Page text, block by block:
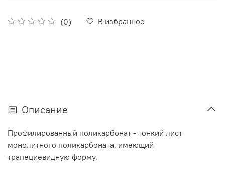
(0) В избранное
Описание
Профилированный поликарбонат - тонкий лист
монолитного поликарбоната, имеющий
трапециевидную форму.